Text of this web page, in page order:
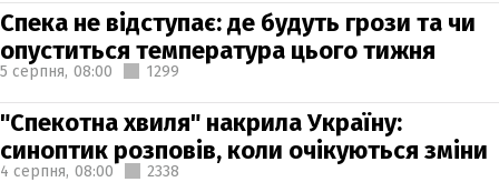
Спека не відступає: де будуть грози та чи
опуститься температура цього тижня
5 серпня, 08:00 1299
"Спекотна хвиля" накрила Україну:
синоптик розповів, коли очікуються зміни
4 серпня, 08:00 2338